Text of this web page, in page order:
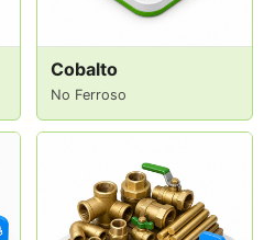
Cobalto
No Ferroso